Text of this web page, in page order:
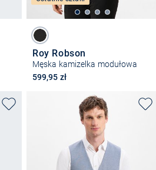
Roy Robson
Męska kamizelka modułowa
599,95 zł